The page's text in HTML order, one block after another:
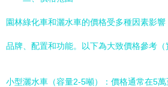
園林綠化車和灑水車的價格受多種因素影響
品牌、配置和功能。以下為大致價格參考（
小型灑水車（容量2-5噸）：價格通常在5